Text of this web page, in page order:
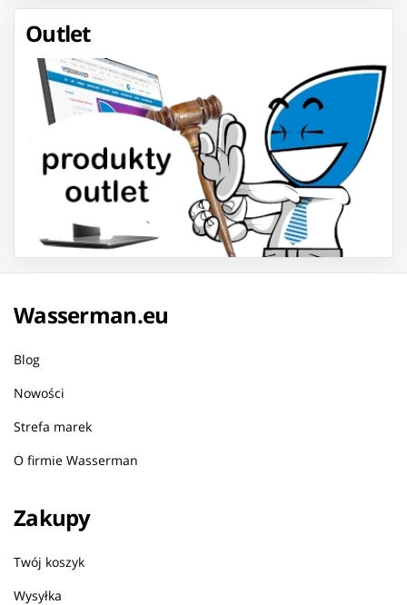
Outlet
Wasserman.eu
Blog
Nowości
Strefa marek
O firmie Wasserman
Zakupy
Twój koszyk
Wysyłka